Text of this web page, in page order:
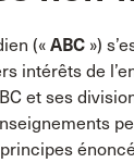
(« ABC »)
intérêts de
et ses